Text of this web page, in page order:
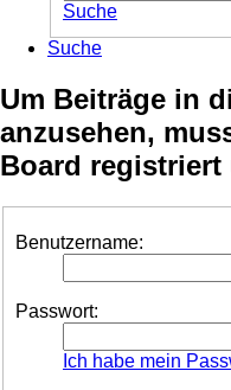
Suche
Suche
Um Beiträge in
anzusehen,
Board registriert
Benutzername:
Passwort:
Ich habe mein